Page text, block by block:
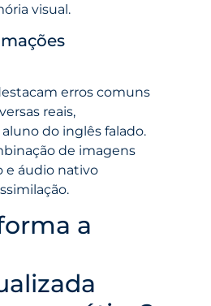
visual.
erros comuns
reais,
do inglês falado.
de imagens
áudio nativo
a